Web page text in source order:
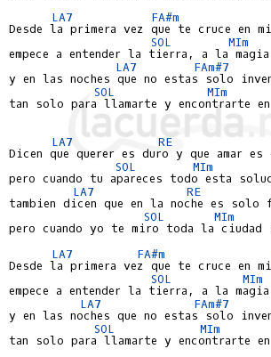
LA7
FA#m
Desde la primera vez que te cruce en
SOL
MIm
empece a entender la tierra, a la
LA7
FAm#7
y en las noches que no estas solo
SOL
MIm
tan solo para llamarte y encontrarte en
LA7 RE
Dicen que querer es duro y que amar es
SOL
MIm
pero cuando tu apareces todo esta
LA7
RE
tambien dicen que en la noche es solo
SOL
MIm
pero cuando yo te miro toda la ciudad
LA7
FA#m
Desde la primera vez que te cruce en
SOL
MIm
empece a entender la tierra, a la
LA7
FAm#7
y en las noches que no estas solo
SOL
MIm
tan solo para llamarte y encontrarte en